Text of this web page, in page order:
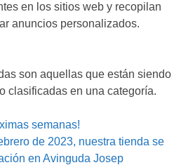
en los sitios web y recopilan
anuncios personalizados.
son aquellas que están siendo
clasificadas en una categoría.
semanas!
de 2023, nuestra tienda se
en Avinguda Josep